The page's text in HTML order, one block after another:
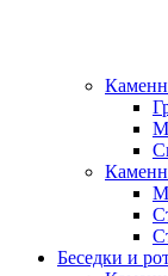
Беседки и